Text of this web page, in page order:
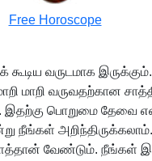
Free Horoscope
கூடிய வருடமாக
மாறி வருவதற்கான
பொறுமை தேவை
நீங்கள்
வேண்டும்.